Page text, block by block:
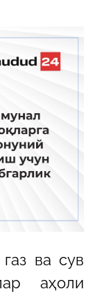
ва сув
аҳоли